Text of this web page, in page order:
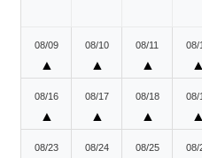
08/09
▲
08/10
▲
08/11
▲
08/
▲
08/16
▲
08/17
▲
08/18
▲
08/
▲
08/23 08/24 08/25 08/